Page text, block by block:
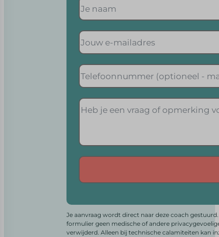
Je aanvraag wordt direct naar deze coach
formulier geen medische of andere
verwijderd. Alleen bij technische calamiteiten kan